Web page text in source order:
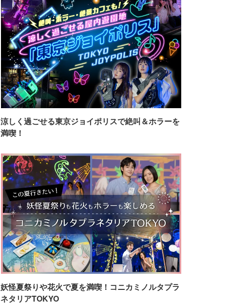
涼しく過ごせる東京ジョイポリスで絶叫＆ホラーを
満喫！
妖怪夏祭りや花火で夏を満喫！コニカミノルタプラ
ネタリアTOKYO